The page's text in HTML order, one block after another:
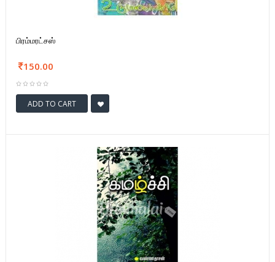
பிரம்மரட்சஸ்
150.00
ADD TO CART